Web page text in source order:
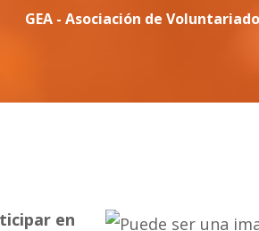
GEA - Asociación de Voluntariado
en